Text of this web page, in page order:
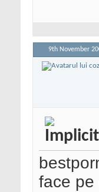
9th November
face pe